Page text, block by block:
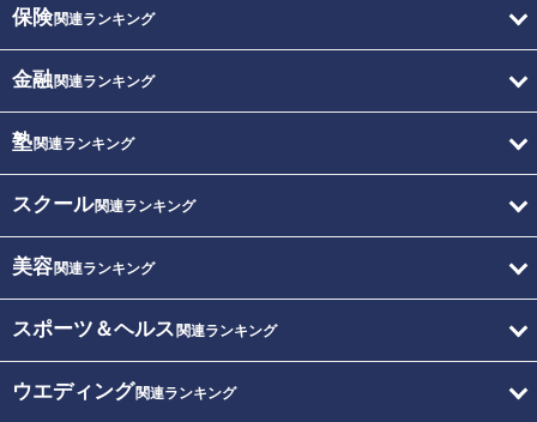
保険関連ランキング
金融関連ランキング
塾関連ランキング
スクール関連ランキング
美容関連ランキング
スポーツ＆ヘルス 関連ランキング
ウエディング関連ランキング